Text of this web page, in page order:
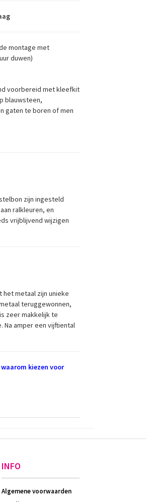
montage met
duwen)
voorbereid met kleefkit
blauwsteen,
gaten te boren of men
zijn ingesteld
ralkleuren, en
vrijblijvend wijzigen
metaal zijn unieke
teruggewonnen,
zeer makkelijk te
Na amper een vijftiental
kiezen voor
INFO
Algemene voorwaarden